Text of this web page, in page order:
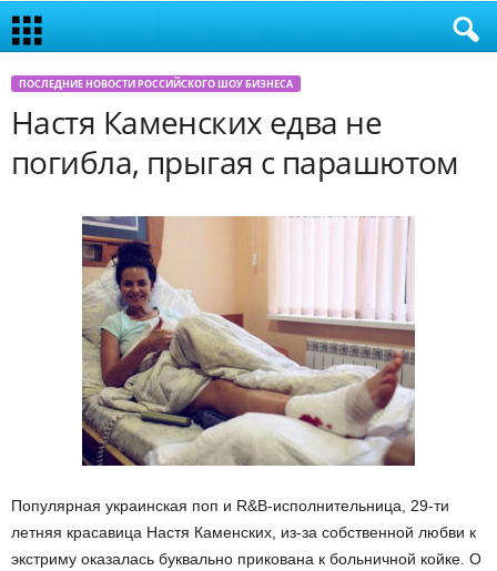
ПОСЛЕДНИЕ НОВОСТИ РОССИЙСКОГО ШОУ БИЗНЕСА
Настя Каменских едва не
погибла, прыгая с парашютом
Популярная украинская поп и R&B-исполнительница, 29-ти
летняя красавица Настя Каменских, из-за собственной любви к
экстриму оказалась буквально прикована к больничной койке. О